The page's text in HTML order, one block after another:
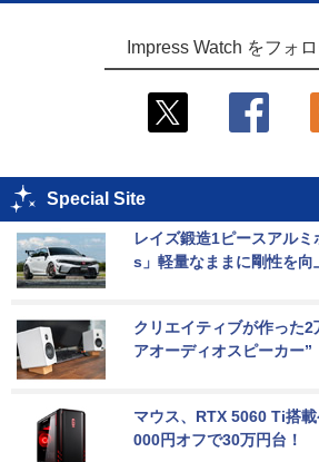
Impress Watch をフォ
Special Site
レイズ鍛造1ピースアル
s」軽量なままに剛性を向
クリエイティブが作った2
アオーディオスピーカー”
マウス、RTX 5060 Ti搭
000円オフで30万円台！